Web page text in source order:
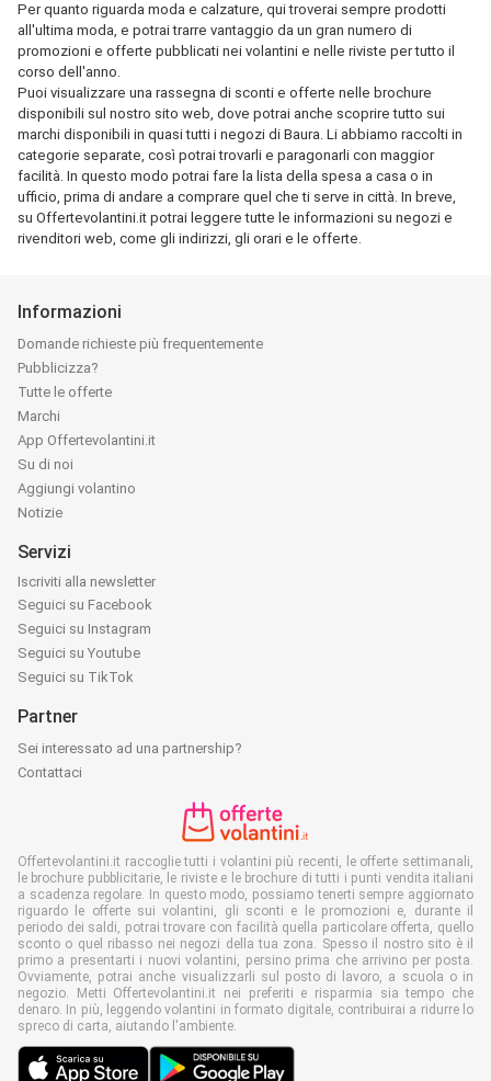
Per quanto riguarda moda e calzature, qui troverai sempre prodotti
all'ultima moda, e potrai trarre vantaggio da un gran numero di
promozioni e offerte pubblicati nei volantini e nelle riviste per tutto il
corso dell'anno.
Puoi visualizzare una rassegna di sconti e offerte nelle brochure
disponibili sul nostro sito web, dove potrai anche scoprire tutto sui
marchi disponibili in quasi tutti i negozi di Baura. Li abbiamo raccolti in
categorie separate, così potrai trovarli e paragonarli con maggior
facilità. In questo modo potrai fare la lista della spesa a casa o in
ufficio, prima di andare a comprare quel che ti serve in città. In breve,
su Offertevolantini.it potrai leggere tutte le informazioni su negozi e
rivenditori web, come gli indirizzi, gli orari e le offerte.
Informazioni
Domande richieste più frequentemente
Pubblicizza?
Tutte le offerte
Marchi
App Offertevolantini.it
Su di noi
Aggiungi volantino
Notizie
Servizi
Iscriviti alla newsletter
Seguici su Facebook
Seguici su Instagram
Seguici su Youtube
Seguici su TikTok
Partner
Sei interessato ad una partnership?
Contattaci
Offertevolantini.it raccoglie tutti i volantini più recenti, le offerte settimanali,
le brochure pubblicitarie, le riviste e le brochure di tutti i punti vendita italiani
a scadenza regolare. In questo modo, possiamo tenerti sempre aggiornato
riguardo le offerte sui volantini, gli sconti e le promozioni e, durante il
periodo dei saldi, potrai trovare con facilità quella particolare offerta, quello
sconto o quel ribasso nei negozi della tua zona. Spesso il nostro sito è il
primo a presentarti i nuovi volantini, persino prima che arrivino per posta.
Ovviamente, potrai anche visualizzarli sul posto di lavoro, a scuola o in
negozio. Metti Offertevolantini.it nei preferiti e risparmia sia tempo che
denaro. In più, leggendo volantini in formato digitale, contribuirai a ridurre lo
spreco di carta, aiutando l'ambiente.